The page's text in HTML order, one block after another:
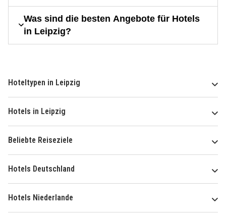
Was sind die besten Angebote für Hotels
in Leipzig?
Hoteltypen in Leipzig
Hotels in Leipzig
Beliebte Reiseziele
Hotels Deutschland
Hotels Niederlande